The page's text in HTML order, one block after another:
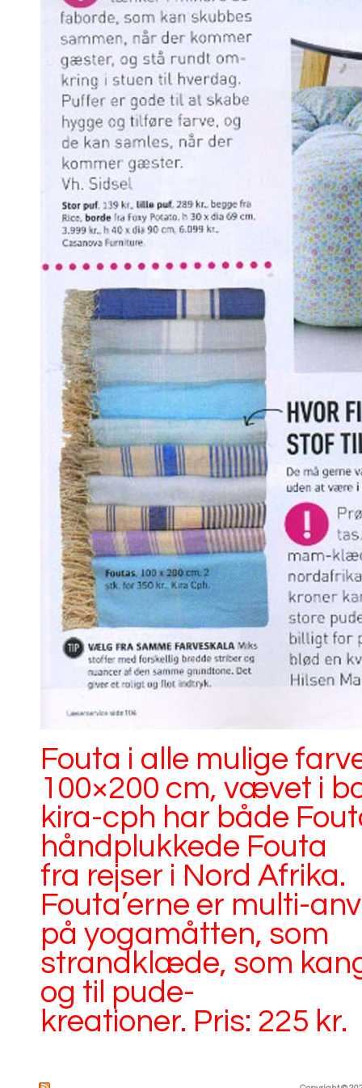
Fouta i alle mulige
100×200 cm, vævet i
kira-cph har både
håndplukkede Fouta
fra rejser i Nord Afrika.
Fouta’erne er multi-
på yogamåtten, som
strandklæde, som
og til pude-
kreationer. Pris: 225 kr.